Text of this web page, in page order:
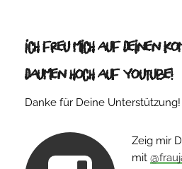
Ich freu mich auf Deinen
Daumen hoch auf Youtube!
Danke für Deine Unterstützung!
Zeig mir
mit